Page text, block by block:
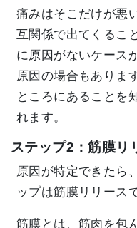
痛みはそこだけが悪
互関係で出てくるこ
に原因がないケース
原因の場合もありま
ところにあることを
れます。
ステップ2：筋膜リ
原因が特定できたら
ップは筋膜リリース
筋膜とは、筋肉を包